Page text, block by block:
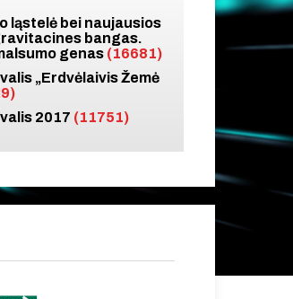
ląstelė bei naujausios
bangas.
genas (16681)
„Erdvėlaivis Žemė
2017 (11751)